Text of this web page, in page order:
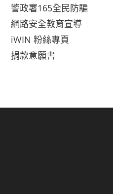
警政署165全民防騙
網路安全教育宣導
iWIN 粉絲專頁
捐款意願書